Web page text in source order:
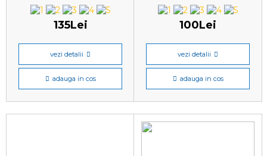
135Lei
vezi detalii
adauga in cos
100Lei
vezi detalii
adauga in cos